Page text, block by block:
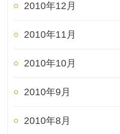
2010年12月
2010年11月
2010年10月
2010年9月
2010年8月